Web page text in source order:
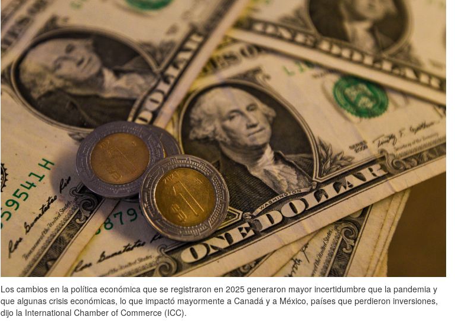
Los cambios en la política económica que se registraron en 2025 generaron mayor incertidumbre que la pandemia y
que algunas crisis económicas, lo que impactó mayormente a Canadá y a México, países que perdieron inversiones,
dijo la International Chamber of Commerce (ICC).